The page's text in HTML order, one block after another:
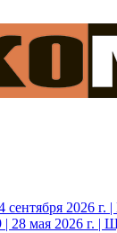
2026 г.
мая 2026 г. |